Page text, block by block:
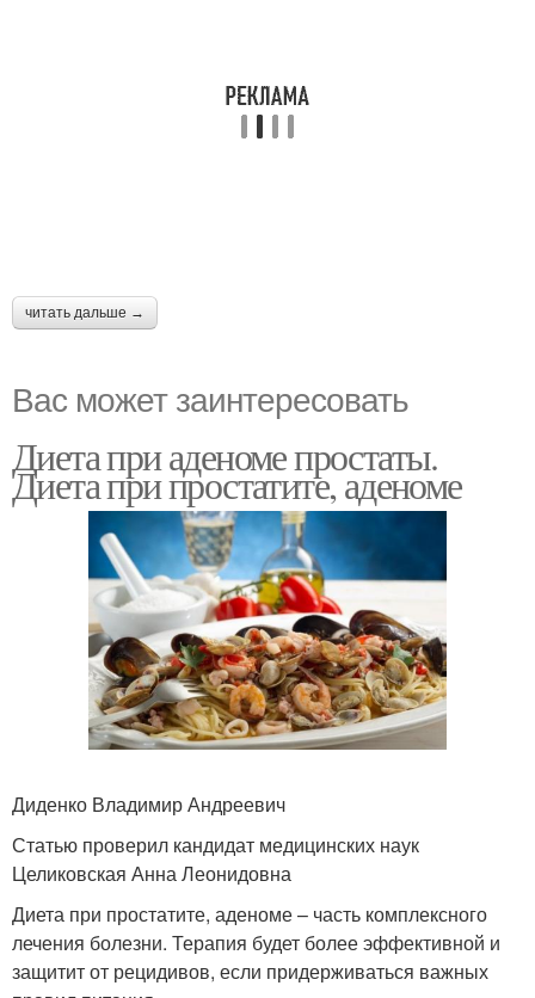
читать дальше →
Вас может заинтересовать
Диета при аденоме простаты.
Диета при простатите, аденоме
Диденко Владимир Андреевич
Статью проверил кандидат медицинских наук
Целиковская Анна Леонидовна
Диета при простатите, аденоме – часть комплексного
лечения болезни. Терапия будет более эффективной и
защитит от рецидивов, если придерживаться важных